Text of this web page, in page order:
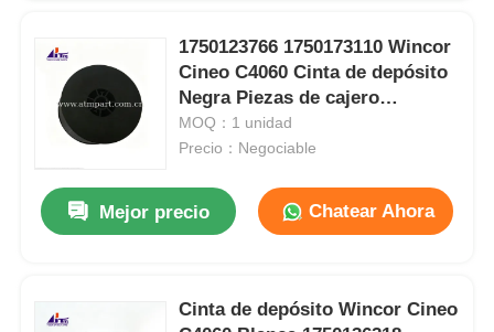
Piezas de cajero automático Wincor
Partes de cajeros automáticos Hyosung
Partes de cajeros automáticos de Fujitsu
Piezas del cajero automático de GRG
1750123766 1750173110 Wincor
Cineo C4060 Cinta de depósito
Negra Piezas de cajero
automático
MOQ：1 unidad
Precio：Negociable
Mejor precio Chatear Ahora
Cinta de depósito Wincor Cineo